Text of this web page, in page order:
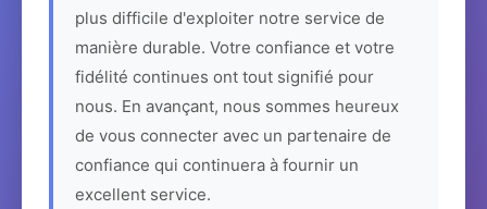
plus difficile d'exploiter notre service de
manière durable. Votre confiance et votre
fidélité continues ont tout signifié pour
nous. En avançant, nous sommes heureux
de vous connecter avec un partenaire de
confiance qui continuera à fournir un
excellent service.